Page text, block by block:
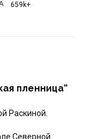
659k+
пленница”
Раскиной.
Северной